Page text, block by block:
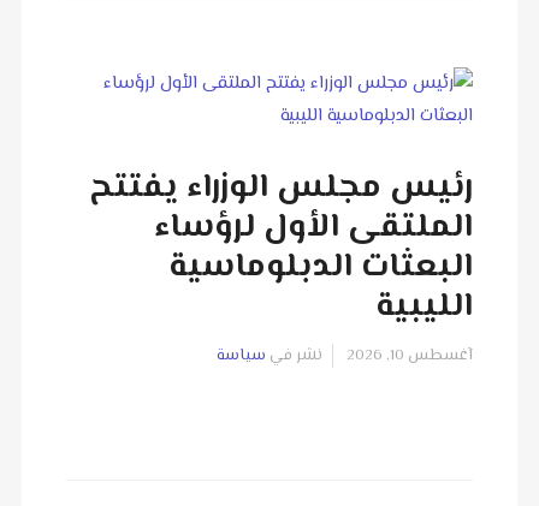
رئيس مجلس الوزراء يفتتح
الملتقى الأول لرؤساء
البعثات الدبلوماسية
الليبية
آغسطس 10, 2026 نشر في سياسة